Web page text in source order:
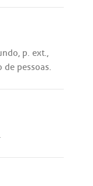
, p. ext.,
de pessoas.